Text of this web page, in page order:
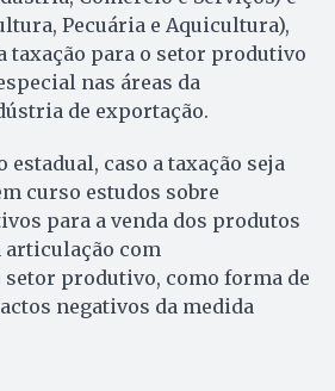
Pecuária e Aquicultura),
taxação para o setor produtivo
nas áreas da
de exportação.
estadual, caso a taxação seja
curso estudos sobre
para a venda dos produtos
com
produtivo, como forma de
negativos da medida